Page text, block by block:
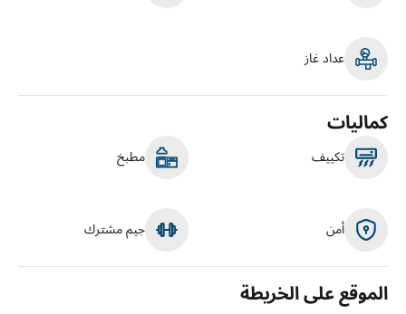
عداد غاز
كماليات
تكييف مطبخ
أمن جيم مشترك
الموقع على الخريطة